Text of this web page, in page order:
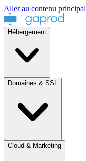
Aller au contenu principal
Hébergement
Domaines & SSL
Cloud & Marketing